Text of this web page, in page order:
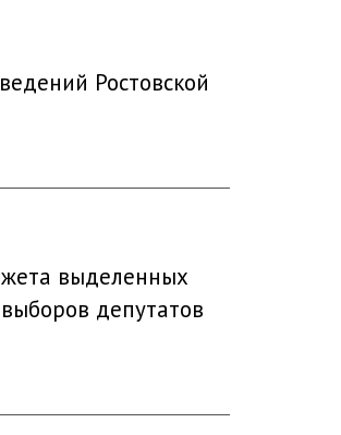
Ростовской
выделенных
депутатов